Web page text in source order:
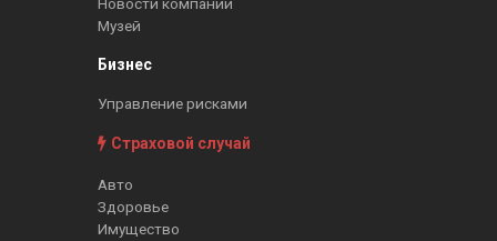
Музей
Бизнес
Управление рисками
Страховой случай
Авто
Здоровье
Имущество